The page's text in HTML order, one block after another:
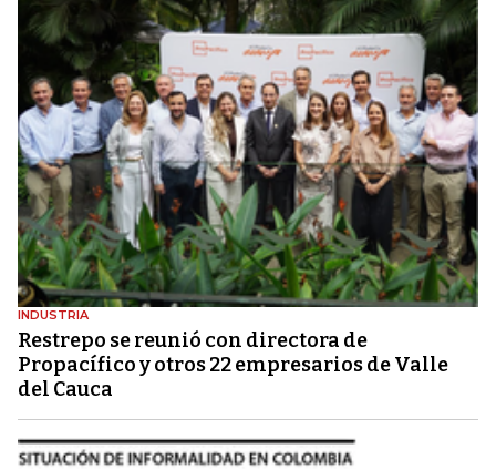
INDUSTRIA
Restrepo se reunió con directora de
Propacífico y otros 22 empresarios de Valle
del Cauca